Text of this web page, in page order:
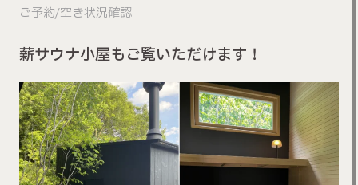
ご予約/空き状況確認
薪サウナ小屋もご覧いただけます！